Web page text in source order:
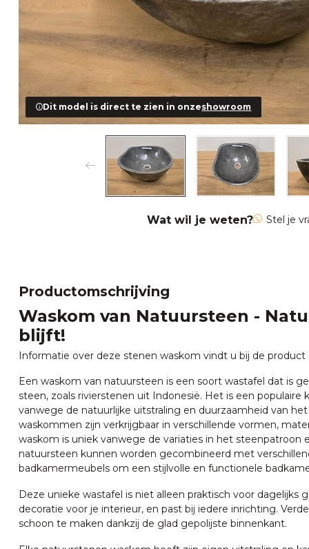
Dit model is direct te zien in onzeshowroom
Wat wil je weten? Stel je
Productomschrijving
Waskom van Natuursteen -
blijft!
Informatie over deze stenen waskom vindt u bij de product
Een waskom van natuursteen is een soort wastafel dat is
steen, zoals rivierstenen uit Indonesië. Het is een populaire
vanwege de natuurlijke uitstraling en duurzaamheid van
waskommen zijn verkrijgbaar in verschillende vormen,
waskom is uniek vanwege de variaties in het steenpatroon
natuursteen kunnen worden gecombineerd met
badkamermeubels om een stijlvolle en functionele
Deze unieke wastafel is niet alleen praktisch voor dagelijks
decoratie voor je interieur, en past bij iedere inrichting.
schoon te maken dankzij de glad gepolijste binnenkant.